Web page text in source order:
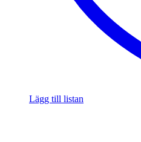
Lägg till listan